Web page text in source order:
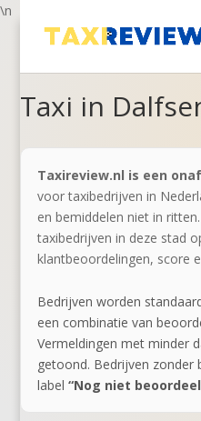
\n
Taxi in
Taxireview.nl is een
voor taxibedrijven in
en bemiddelen niet in
taxibedrijven in deze stad
klantbeoordelingen, score
Bedrijven worden
een combinatie van
Vermeldingen met minder
getoond. Bedrijven zonder
label“Nog niet